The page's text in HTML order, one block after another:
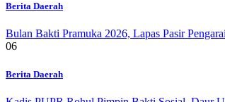
Berita Daerah
Bulan Bakti Pramuka 2026, Lapas Pasir
06
Berita Daerah